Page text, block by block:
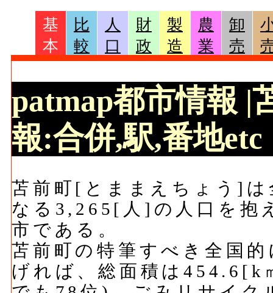
基
本
比
較
人
口
財
政
製
造
農
業
卸
売
patmap都市情報 |
報:合併,駅,番地etc
苫前町[とままえちょう]
なる3,265[人]の人口を抱
市である。
苫前町の特筆すべき全国
げれば、総面積は454.6[k